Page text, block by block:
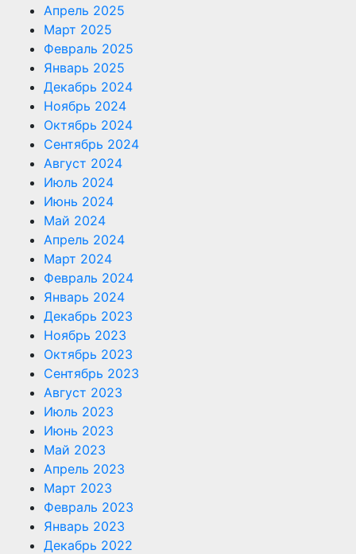
Апрель 2025
Март 2025
Февраль 2025
Январь 2025
Декабрь 2024
Ноябрь 2024
Октябрь 2024
Сентябрь 2024
Август 2024
Июль 2024
Июнь 2024
Май 2024
Апрель 2024
Март 2024
Февраль 2024
Январь 2024
Декабрь 2023
Ноябрь 2023
Октябрь 2023
Сентябрь 2023
Август 2023
Июль 2023
Июнь 2023
Май 2023
Апрель 2023
Март 2023
Февраль 2023
Январь 2023
Декабрь 2022